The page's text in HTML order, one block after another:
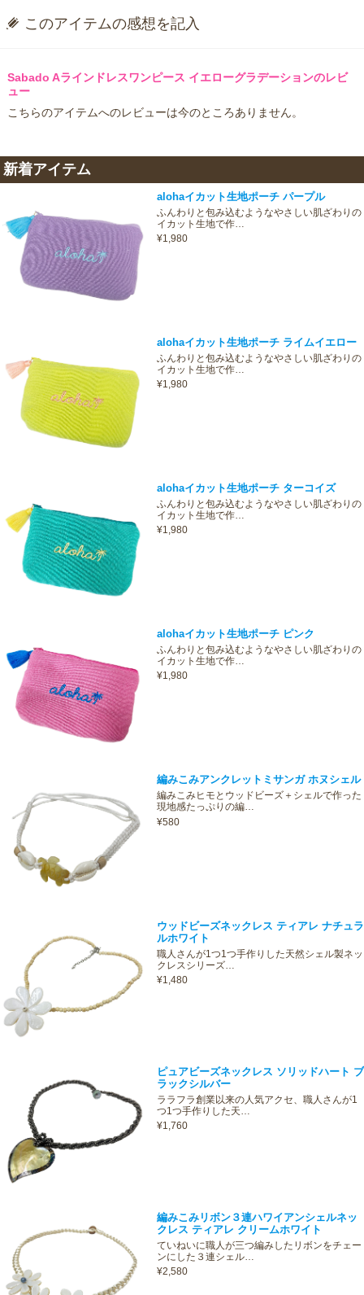
このアイテムの感想を記入
Sabado Aラインドレスワンピース イエローグラデーションのレビ
ュー
こちらのアイテムへのレビューは今のところありません。
新着アイテム
alohaイカット生地ポーチ パープル
ふんわりと包み込むようなやさしい肌ざわりの
イカット生地で作…
¥1,980
alohaイカット生地ポーチ ライムイエロー
ふんわりと包み込むようなやさしい肌ざわりの
イカット生地で作…
¥1,980
alohaイカット生地ポーチ ターコイズ
ふんわりと包み込むようなやさしい肌ざわりの
イカット生地で作…
¥1,980
alohaイカット生地ポーチ ピンク
ふんわりと包み込むようなやさしい肌ざわりの
イカット生地で作…
¥1,980
編みこみアンクレットミサンガ ホヌシェル
編みこみヒモとウッドビーズ＋シェルで作った
現地感たっぷりの編…
¥580
ウッドビーズネックレス ティアレ ナチュラ
ルホワイト
職人さんが1つ1つ手作りした天然シェル製ネッ
クレスシリーズ…
¥1,480
ピュアビーズネックレス ソリッドハート ブ
ラックシルバー
ララフラ創業以来の人気アクセ、職人さんが1
つ1つ手作りした天…
¥1,760
編みこみリボン３連ハワイアンシェルネッ
クレス ティアレ クリームホワイト
ていねいに職人が三つ編みしたリボンをチェー
ンにした３連シェル…
¥2,580